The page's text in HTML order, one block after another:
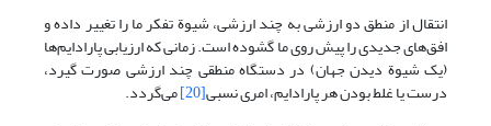
انتقال از منطق دو ارزشی به چند ارزشی، شیوة تفکر ما را تغییر داده و
افق‌های جدیدی را پیش روی ما گشوده است. زمانی که ارزیابی پارادایم‌ها
(یک شیوة دیدن جهان) در دستگاه منطقی چند ارزشی صورت گیرد،
درست یا غلط بودن هر پارادایم، امری نسبی[20]
می‌گردد.